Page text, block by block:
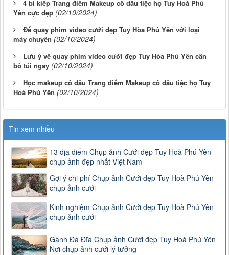
4 bí kiếp Trang điểm Makeup cô dâu tiệc họ Tuy Hoà Phú
Yên cực đẹp (02/10/2024)
Để quay phim video cưới đẹp Tuy Hòa Phú Yên với loại
máy chuyên (02/10/2024)
Lưu ý về quay phim video cưới đẹp Tuy Hòa Phú Yên cần
bỏ túi ngay (02/10/2024)
Học makeup cô dâu Trang điểm Makeup cô dâu tiệc họ Tuy
Hoà Phú Yên (02/10/2024)
Tin xem nhiều
13 địa điểm Chụp ảnh Cưới đẹp Tuy Hoà Phú Yên
chụp ảnh đẹp nhất Việt Nam
Gợi ý chi phí Chụp ảnh Cưới đẹp Tuy Hoà Phú Yên
chụp ảnh cưới
Kinh nghiệm Chụp ảnh Cưới đẹp Tuy Hoà Phú Yên
chụp ảnh cưới
Gành Đá Đĩa Chụp ảnh Cưới đẹp Tuy Hoà Phú Yên
Nơi chụp ảnh cưới lý tưởng